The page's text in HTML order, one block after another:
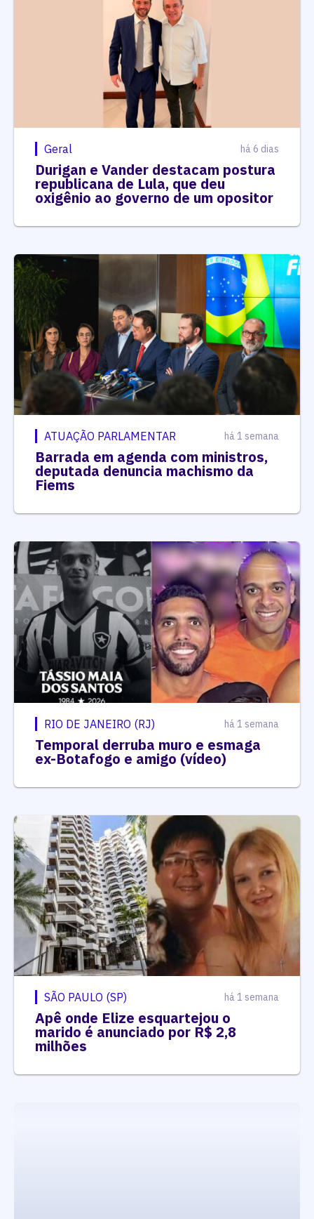
Geral há 6 dias
Durigan e Vander destacam postura
republicana de Lula, que deu
oxigênio ao governo de um opositor
ATUAÇÃO PARLAMENTAR há 1 semana
Barrada em agenda com ministros,
deputada denuncia machismo da
Fiems
RIO DE JANEIRO (RJ) há 1 semana
Temporal derruba muro e esmaga
ex-Botafogo e amigo (vídeo)
SÃO PAULO (SP) há 1 semana
Apê onde Elize esquartejou o
marido é anunciado por R$ 2,8
milhões